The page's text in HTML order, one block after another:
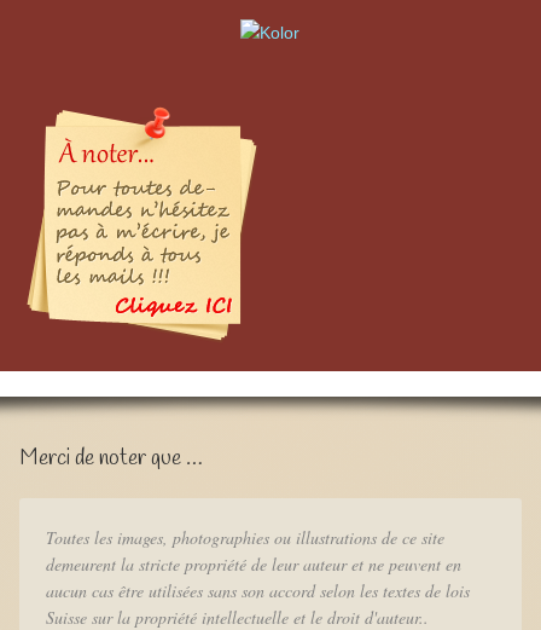
Merci de noter que …
Toutes les images, photographies ou illustrations de ce site
demeurent la stricte propriété de leur auteur et ne peuvent en
aucun cas être utilisées sans son accord selon les textes de lois
Suisse sur la propriété intellectuelle et le droit d'auteur..